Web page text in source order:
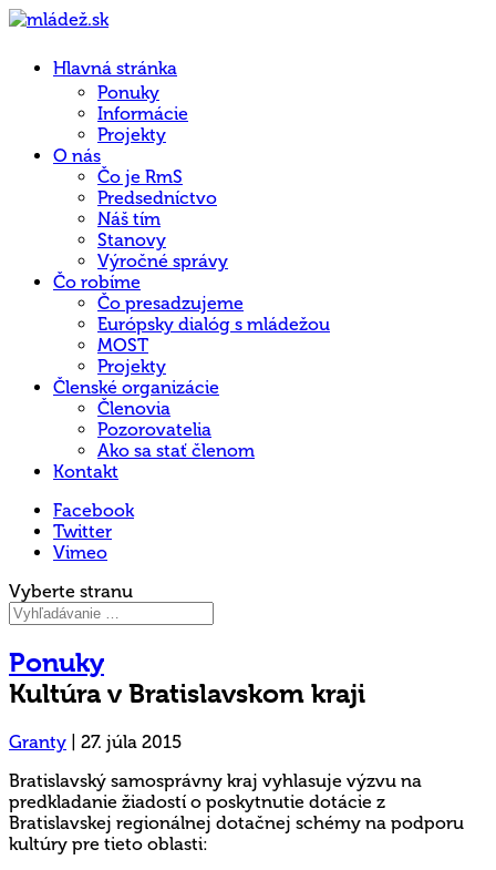
Hlavná stránka
Ponuky
Informácie
Projekty
O nás
Čo je RmS
Predsedníctvo
Náš tím
Stanovy
Výročné správy
Čo robíme
Čo presadzujeme
Európsky dialóg s mládežou
MOST
Projekty
Členské organizácie
Členovia
Pozorovatelia
Ako sa stať členom
Kontakt
Facebook
Twitter
Vimeo
Vyberte stranu
Ponuky
Kultúra v Bratislavskom kraji
Granty
27. júla 2015
Bratislavský samosprávny kraj vyhlasuje výzvu na
predkladanie žiadostí o poskytnutie dotácie z
Bratislavskej regionálnej dotačnej schémy na podporu
kultúry pre tieto oblasti: